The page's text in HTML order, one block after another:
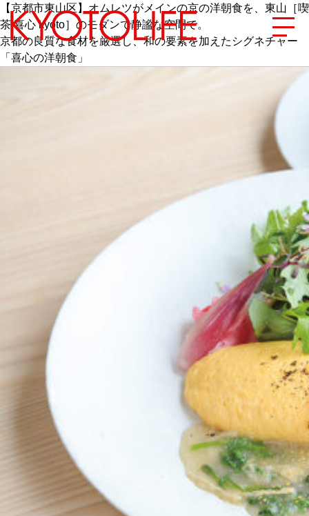
CULTURE
ABOUT US
Instagram
チケットプレゼント応募
【京都市東山区】オムレツがメインの京の洋朝食を、東山［喫
茶 喜心 kyoto］のモダンで静謐な空間で。
京都の良質な食材を厳選し、和の要素を加えたシグネチャー
「喜心の洋朝食」